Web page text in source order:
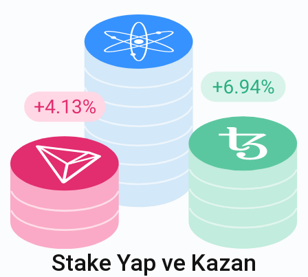
Stake Yap ve Kazan
Atomic
1000.000
support@atomicwallet.io
YouTube'umuza göz atın
Güncellemeler için Abone Ol
En son proje güncellemelerini ve kripto kılavuzlarını ilk alan
siz olun